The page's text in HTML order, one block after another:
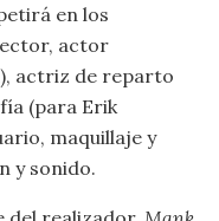
en los
actor
actriz de reparto
(para Erik
maquillaje y
y sonido.